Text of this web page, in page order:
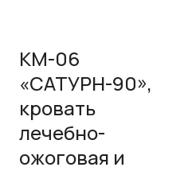
КМ-06
«САТУРН-90»,
кровать
лечебно-
ожоговая и